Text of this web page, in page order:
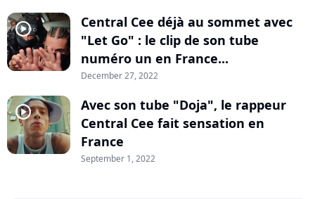
player2
Central Cee déjà au sommet avec
"Let Go" : le clip de son tube
numéro un en France...
December 27, 2022
player2
Avec son tube "Doja", le rappeur
Central Cee fait sensation en
France
September 1, 2022